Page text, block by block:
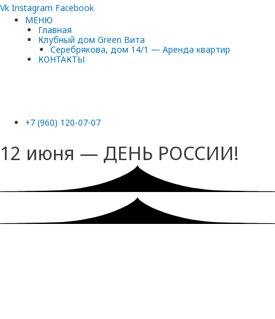
Vk Instagram Facebook
МЕНЮ
Главная
Клубный дом Green Вита
Серебрякова, дом 14/1 — Аренда квартир
КОНТАКТЫ
+7 (960) 120-07-07
12 июня — ДЕНЬ РОССИИ!